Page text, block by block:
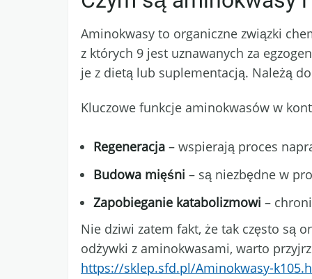
Aminokwasy to organiczne związki
z których 9 jest uznawanych za
je z dietą lub suplementacją. Należą
Kluczowe funkcje aminokwasów w
Regeneracja – wspierają proces
Budowa mięśni – są niezbędne w
Zapobieganie katabolizmowi –
Nie dziwi zatem fakt, że tak często są
odżywki z aminokwasami, warto
https://sklep.sfd.pl/Aminokwasy-